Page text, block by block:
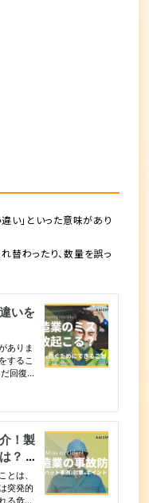
い」といった意味があり
替わったり、数量を誤っ